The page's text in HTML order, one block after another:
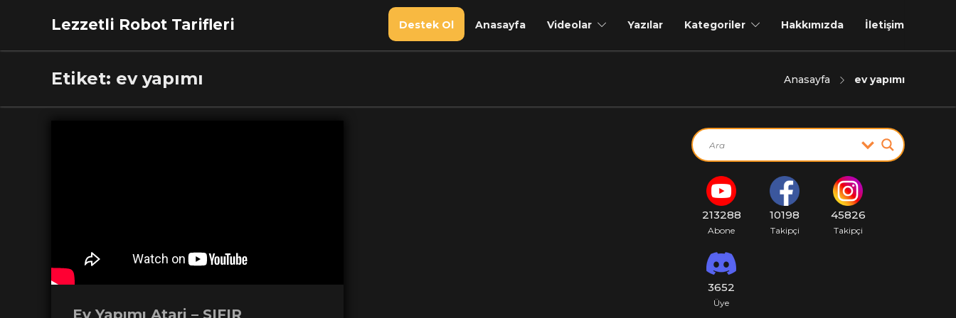
Lezzetli Robot Tarifleri Destek Ol Anasayfa Videolar Yazılar Kategoriler Hakkımızda İletişim
Etiket: ev yapımı Anasayfa ev yapımı
Ev Yapımı Atari – SIFIR
213288
Abone
10198
Takipçi
45826
Takipçi
3652
Üye